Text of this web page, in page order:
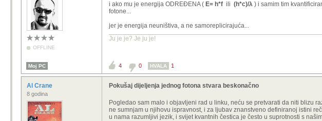
OFFLINE
i ako mu je energija ODREĐENA ( E= h*f ili (h*c)/λ ) i samim tim
fotone...
jer je energija neuništiva, a ne samoreplicirajuća...
Ju je je? Je ju je!
Moj PC 4 0 HVALA 1
Al Crane
8 godina
Pokušaj dijeljenja jednog fotona stvara beskonačno
Pogledao sam malo i objavljeni rad u linku, neću se pretvarati da niti blizu
ne sumnjam u njihovu ispravnost, i za ljubav znanstveno definiranoj istini
u nama razumljivi jezik, i svijet kvantnih čestica je često u suprotnosti s